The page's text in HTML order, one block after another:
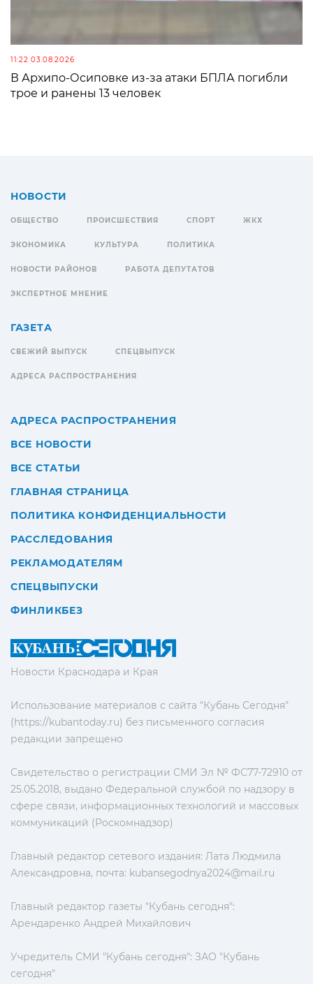
11:22 03.08.2026
В Архипо-Осиповке из-за атаки БПЛА погибли
трое и ранены 13 человек
Новости Краснодара и Края
Использование материалов с сайта "Кубань Сегодня"
(https://kubantoday.ru) без письменного согласия
редакции запрещено
Свидетельство о регистрации СМИ Эл № ФС77-72910 от
25.05.2018, выдано Федеральной службой по надзору в
сфере связи, информационных технологий и массовых
коммуникаций (Роскомнадзор)
Главный редактор сетевого издания: Лата Людмила
Александровна, почта: kubansegodnya2024@mail.ru
Главный редактор газеты "Кубань сегодня":
Арендаренко Андрей Михайлович
Учредитель СМИ "Кубань сегодня": ЗАО "Кубань
сегодня"
НОВОСТИ
ОБЩЕСТВО ПРОИСШЕСТВИЯ СПОРТ ЖКХ
ЭКОНОМИКА КУЛЬТУРА ПОЛИТИКА
НОВОСТИ РАЙОНОВ РАБОТА ДЕПУТАТОВ
ЭКСПЕРТНОЕ МНЕНИЕ
ГАЗЕТА
СВЕЖИЙ ВЫПУСК СПЕЦВЫПУСК
АДРЕСА РАСПРОСТРАНЕНИЯ
АДРЕСА РАСПРОСТРАНЕНИЯ
ВСЕ НОВОСТИ
ВСЕ СТАТЬИ
ГЛАВНАЯ СТРАНИЦА
ПОЛИТИКА КОНФИДЕНЦИАЛЬНОСТИ
РАССЛЕДОВАНИЯ
РЕКЛАМОДАТЕЛЯМ
СПЕЦВЫПУСКИ
ФИНЛИКБЕЗ